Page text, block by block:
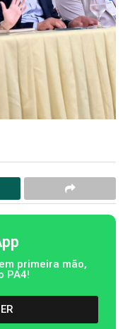
primeira mão,
PA4!